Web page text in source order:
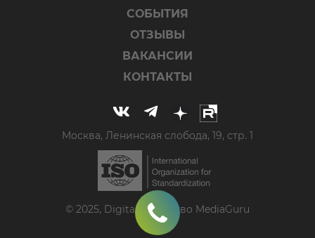
СОБЫТИЯ
ОТЗЫВЫ
ВАКАНСИИ
КОНТАКТЫ
Москва, Ленинская слобода, 19, стр. 1
© 2025, Digital-агентство MediaGuru